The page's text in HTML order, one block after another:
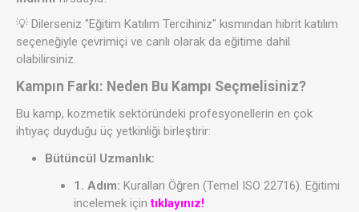
💡 Dilerseniz "Eğitim Katılım Tercihiniz" kısmından hibrit katılım
seçeneğiyle çevrimiçi ve canlı olarak da eğitime dahil
olabilirsiniz.
Kampın Farkı: Neden Bu Kampı Seçmelisiniz?
Bu kamp, kozmetik sektöründeki profesyonellerin en çok
ihtiyaç duyduğu üç yetkinliği birleştirir:
Bütüncül Uzmanlık:
1. Adım: Kuralları Öğren (Temel ISO 22716). Eğitimi
incelemek için tıklayınız!